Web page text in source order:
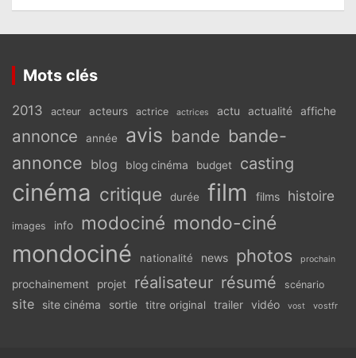
Mots clés
2013 acteur acteurs actrice actrices actu actualité affiche
annonce année avis bande bande-
annonce blog blog cinéma budget casting
cinéma critique durée film films histoire
images info modociné mondo-ciné
mondociné nationalité news photos prochain
prochainement projet réalisateur résumé scénario
site site cinéma sortie titre original trailer vidéo vost vostfr